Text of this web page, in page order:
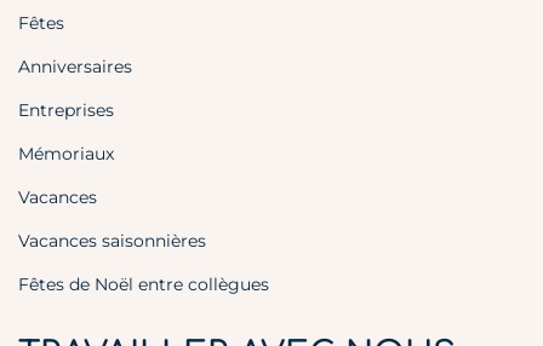
Fêtes
Anniversaires
Entreprises
Mémoriaux
Vacances
Vacances saisonnières
Fêtes de Noël entre collègues